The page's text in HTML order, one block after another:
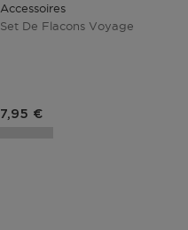
Accessoires
Set De Flacons Voyage
Prix du produit
7,95 €